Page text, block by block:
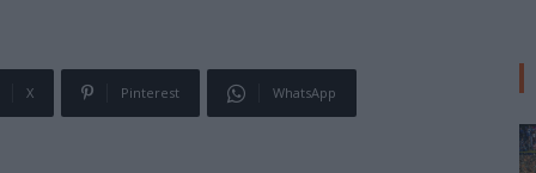
X Pinterest WhatsApp